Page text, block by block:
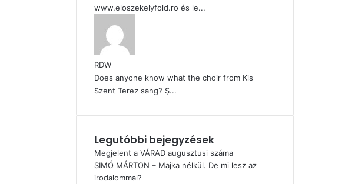
www.eloszekelyfold.ro és le...
RDW
Does anyone know what the choir from Kis
Szent Terez sang? Ș...
Legutóbbi bejegyzések
Megjelent a VÁRAD augusztusi száma
SIMÓ MÁRTON – Majka nélkül. De mi lesz az
irodalommal?